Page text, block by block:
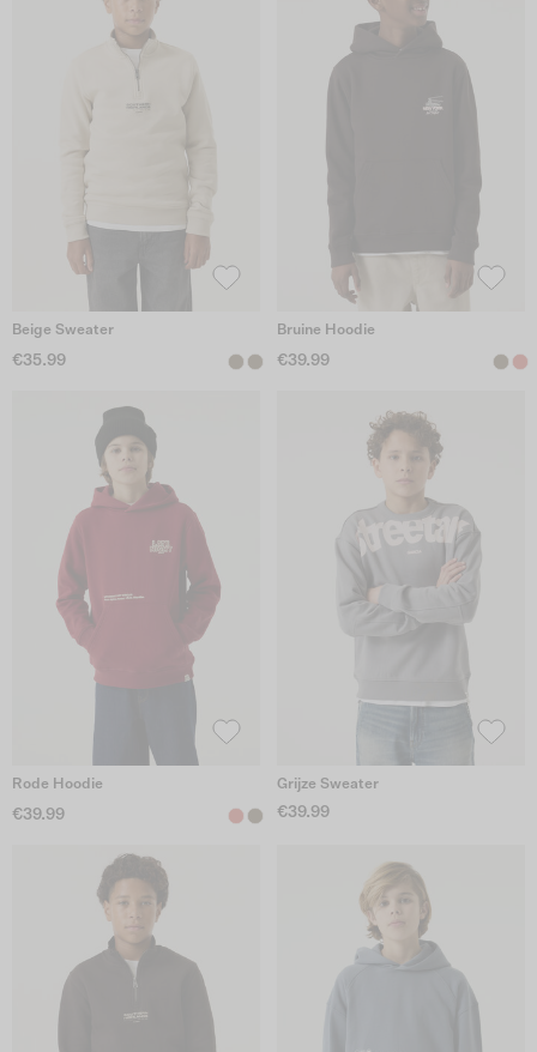
Beige Sweater
€35.99
Bruine Hoodie
€39.99
Rode Hoodie
€39.99
Grijze Sweater
€39.99